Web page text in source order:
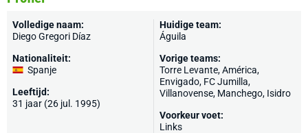
Volledige naam:
Diego Gregori Díaz
Nationaliteit:
Spanje
Leeftijd:
31 jaar (26 jul. 1995)
Huidige team:
Águila
Vorige teams:
Torre Levante, América,
Envigado, FC Jumilla,
Villanovense, Manchego, Isidro
Voorkeur voet:
Links